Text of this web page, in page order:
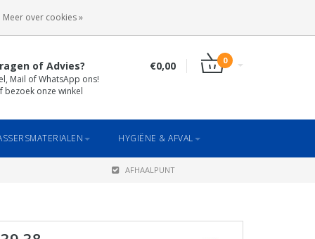
of Advies?
Mail of WhatsApp ons!
bezoek onze winkel
€0,00 0
HYGIËNE & AFVAL
AFHAALPUNT
Meer over cookies »